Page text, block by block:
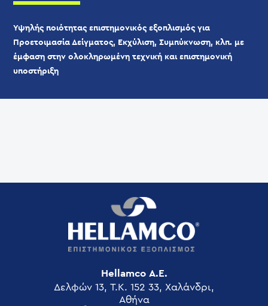
Υψηλής ποιότητας επιστημονικός εξοπλισμός για
Προετοιμασία Δείγματος, Εκχύλιση, Συμπύκνωση, κλπ. με
έμφαση στην ολοκληρωμένη τεχνική και επιστημονική
υποστήριξη
Hellamco Α.Ε.
Δελφών 13, T.K. 152 33, Χαλάνδρι,
Αθήνα